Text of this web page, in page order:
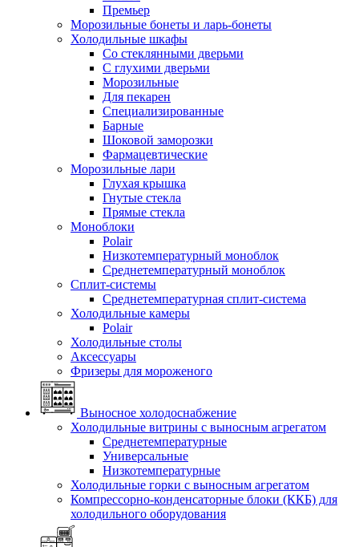
Премьер
Морозильные бонеты и ларь-бонеты
Холодильные шкафы
Со стеклянными дверьми
С глухими дверьми
Морозильные
Для пекарен
Специализированные
Барные
Шоковой заморозки
Фармацевтические
Морозильные лари
Глухая крышка
Гнутые стекла
Прямые стекла
Моноблоки
Polair
Низкотемпературный моноблок
Среднетемпературный моноблок
Сплит-системы
Среднетемпературная сплит-система
Холодильные камеры
Polair
Холодильные столы
Аксессуары
Фризеры для мороженого
Выносное холодоснабжение
Холодильные витрины с выносным агрегатом
Среднетемпературные
Универсальные
Низкотемпературные
Холодильные горки с выносным агрегатом
Компрессорно-конденсаторные блоки (ККБ) для
холодильного оборудования